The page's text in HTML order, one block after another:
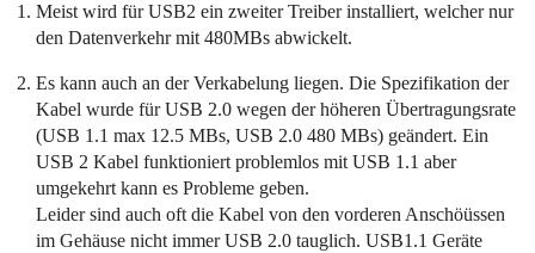
Meist wird für USB2 ein zweiter Treiber installiert, welcher nur
den Datenverkehr mit 480MBs abwickelt.
Es kann auch an der Verkabelung liegen. Die Spezifikation der
Kabel wurde für USB 2.0 wegen der höheren Übertragungsrate
(USB 1.1 max 12.5 MBs, USB 2.0 480 MBs) geändert. Ein
USB 2 Kabel funktioniert problemlos mit USB 1.1 aber
umgekehrt kann es Probleme geben.
Leider sind auch oft die Kabel von den vorderen Anschöüssen
im Gehäuse nicht immer USB 2.0 tauglich. USB1.1 Geräte